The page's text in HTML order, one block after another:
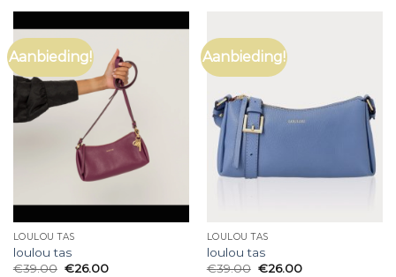
Aanbieding!
LOULOU TAS
loulou tas
€39.00 €26.00
Aanbieding!
LOULOU TAS
loulou tas
€39.00 €26.00